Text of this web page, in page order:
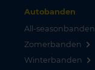
Autobanden
All-seasonbanden
Zomerbanden
Winterbanden